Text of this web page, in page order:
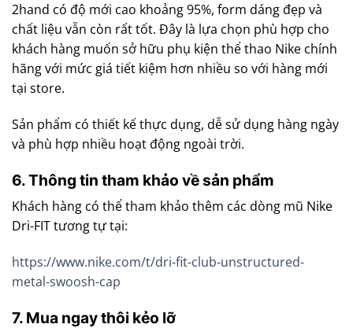
2hand có độ mới cao khoảng 95%, form dáng đẹp và
chất liệu vẫn còn rất tốt. Đây là lựa chọn phù hợp cho
khách hàng muốn sở hữu phụ kiện thể thao Nike chính
hãng với mức giá tiết kiệm hơn nhiều so với hàng mới
tại store.
Sản phẩm có thiết kế thực dụng, dễ sử dụng hàng ngày
và phù hợp nhiều hoạt động ngoài trời.
6. Thông tin tham khảo về sản phẩm
Khách hàng có thể tham khảo thêm các dòng mũ Nike
Dri-FIT tương tự tại:
https://www.nike.com/t/dri-fit-club-unstructured-
metal-swoosh-cap
7. Mua ngay thôi kẻo lỡ